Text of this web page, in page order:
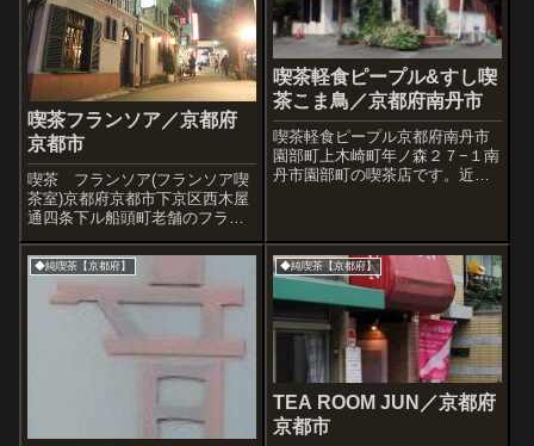
喫茶フランソア／京都府
京都市
喫茶 フランソア(フランソア喫
茶室)京都府京都市下京区西木屋
通四条下ル船頭町老舗のフラン
ソアは人であふれていた。満席
で「順番待ち」の列もできてい
た。夜の１０時なのに。写真は
ご自由に、ということだった
が、人に酔い、店に酔えず。
喫茶軽食ピープル&すし喫
茶こま鳥／京都府南丹市
喫茶軽食ピープル京都府南丹市
園部町上木崎町年ノ森２７−１南
丹市園部町の喫茶店です。近く
した♪すしと喫茶の組み合わせっ
て、はじめて見たかも! ...
◆純喫茶【京都府】 ◆純喫茶【京都府】
TEA ROOM JUN／京都府
京都市